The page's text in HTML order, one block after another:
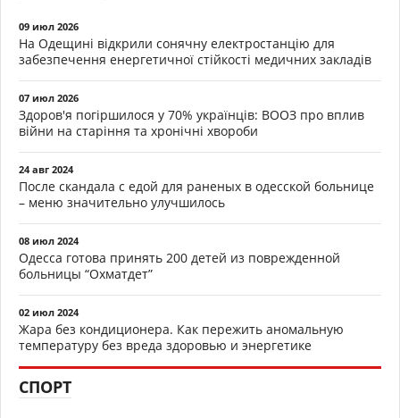
09 июл 2026
На Одещині відкрили сонячну електростанцію для
забезпечення енергетичної стійкості медичних закладів
07 июл 2026
Здоров'я погіршилося у 70% українців: ВООЗ про вплив
війни на старіння та хронічні хвороби
24 авг 2024
После скандала с едой для раненых в одесской больнице
– меню значительно улучшилось
08 июл 2024
Одесса готова принять 200 детей из поврежденной
больницы “Охматдет”
02 июл 2024
Жара без кондиционера. Как пережить аномальную
температуру без вреда здоровью и энергетике
СПОРТ